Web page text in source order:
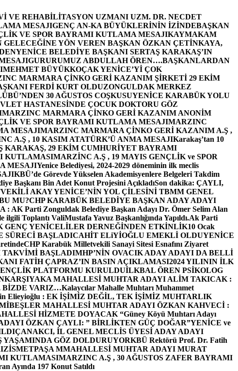
VE REHABİLİTASYON UZMANI UZM. DR. NECDET
MESAJIGENÇ AN-KA BÜYÜKLERİNİN İZİNDEBAŞKAN
VE SPOR BAYRAMI KUTLAMA MESAJIKAYMAKAM
GELECEĞİNE YÖN VEREN BAŞKAN ÖZKAN ÇETİNKAYA,
YENİCE BELEDİYE BAŞKANI SERTAŞ KARAKAŞ’IN
GURURUMUZ ABDULLAH ÖREN….BAŞKANLARDAN
MEHMET BÜYÜKKOÇAK YENİCE’Yİ ÇOK
MARMARA ÇİNKO GERİ KAZANIM ŞİRKETİ 29 EKİM
FERDİ KURT OLDUZONGULDAK MERKEZ
30 AĞUSTOS COŞKUSUYENİCE KARABÜK YOLU
HASTANESİNDE ÇOCUK DOKTORU GÖZ
MARZINC MARMARA ÇİNKO GERİ KAZANIM ANONİM
VE SPOR BAYRAMI KUTLAMA MESAJIMARZINC
MESAJIMARZINC MARMARA ÇİNKO GERİ KAZANIM A.Ş ,
A.Ş , 10 KASIM ATATÜRK’Ü ANMA MESAJIKarakaş’tan 10
KARAKAŞ, 29 EKİM CUMHURİYET BAYRAMI
KUTLAMASIMARZİNC A.Ş , 19 MAYIS GENÇLİK ve SPOR
MESAJIYenice Belediyesi, 2024-2029 döneminin ilk meclis
KBÜ’de Görevde Yükselen Akademisyenlere Belgeleri Takdim
Başkanı Bin Adet Konut Projesini AçıkladıSon dakika: ÇAYLI,
AKAY YENİCE’NİN YOL ÇİLESİNİ TBMM GENEL
MU?CHP KARABÜK BELEDİYE BAŞKAN ADAY ADAYI
: AK Parti Zonguldak Belediye Başkan Adayı Dr. Ömer Selim Alan
Toplantı ValiMustafa Yavuz Başkanlığında Yapıldı.Ak Parti
GENÇ YENİCELİLER DERNEĞİNDEN ETKİNLİK10 Ocak
SÜRECİ BAŞLADICAHİT ELiYİOĞLU EMEKLİ OLDUYENİCE
CHP Karabük Milletvekili Sanayi Sitesi Esnafını Ziyaret
TAKVİMİ BAŞLADIMHP’NİN OVACIK ADAY ADAYI DA BELLİ
FATİH ÇAPRAZ’IN BASIN AÇIKLAMASI2024 YILININ İLK
PLATFORMU KURULDUİLKBAL ÖREN PSİKOLOG
KARŞIYAKA MAHALLESİ MUHTAR ADAYI ALİM TAKICAK :
BİZDE VARIZ…Kalaycılar Mahalle Muhtarı Muhammet
Elieyioğlu : EK İŞİMİZ DEĞİL, TEK İŞİMİZ MUHTARLIK
MAHALLESİ MUHTAR ADAYI ÖZKAN KAHVECİ :
HİZMETE DOYACAK “Güney Köyü Muhtarı Adayı
ÖZKAN ÇAYLI: ” BİRLİKTEN GÜÇ DOĞAR”YENİCE ve
ÇANAKCI, İL GENEL MECLİS ÜYESİ ADAY ADAYI
GÖZ DOLDURUYORKBÜ Rektörü Prof. Dr. Fatih
İSMETPAŞA MMAHALLESİ MUHTAR ADAYI MURAT
KUTLAMASIMARZINC A.Ş , 30 AĞUSTOS ZAFER BAYRAMI
Ayında 197 Konut Satıldı